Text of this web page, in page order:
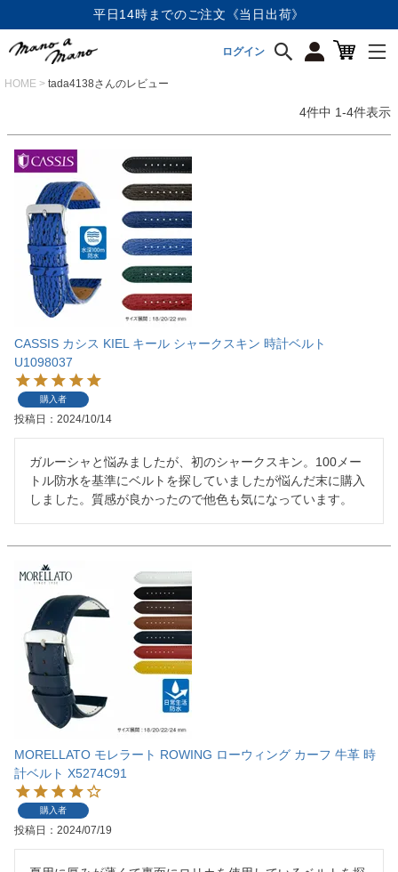
平日14時までのご注文《当日出荷》
ログイン
HOME tada4138さんのレビュー
4件中 1-4件表示
CASSIS カシス KIEL キール シャークスキン 時計ベルト
U1098037
購入者
投稿日 2024/10/14
ガルーシャと悩みましたが、初のシャークスキン。100メー
トル防水を基準にベルトを探していましたが悩んだ末に購入
しました。質感が良かったので他色も気になっています。
MORELLATO モレラート ROWING ローウィング カーフ 牛革 時
計ベルト X5274C91
購入者
投稿日 2024/07/19